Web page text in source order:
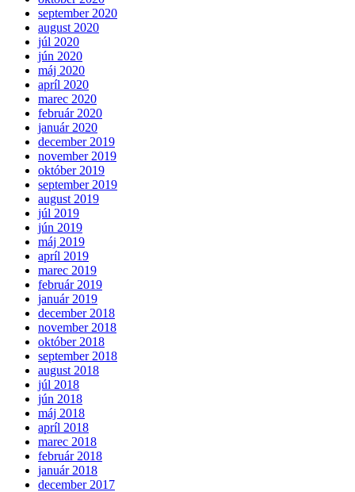
september 2020
august 2020
júl 2020
jún 2020
máj 2020
apríl 2020
marec 2020
február 2020
január 2020
december 2019
november 2019
október 2019
september 2019
august 2019
júl 2019
jún 2019
máj 2019
apríl 2019
marec 2019
február 2019
január 2019
december 2018
november 2018
október 2018
september 2018
august 2018
júl 2018
jún 2018
máj 2018
apríl 2018
marec 2018
február 2018
január 2018
december 2017